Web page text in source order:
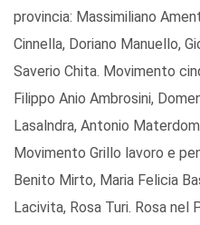
provincia: Massimiliano
Cinnella, Doriano Manuello,
Saverio Chita. Movimento
Filippo Anio Ambrosini,
Lasalndra, Antonio
Movimento Grillo lavoro e
Benito Mirto, Maria Felicia
Lacivita, Rosa Turi. Rosa